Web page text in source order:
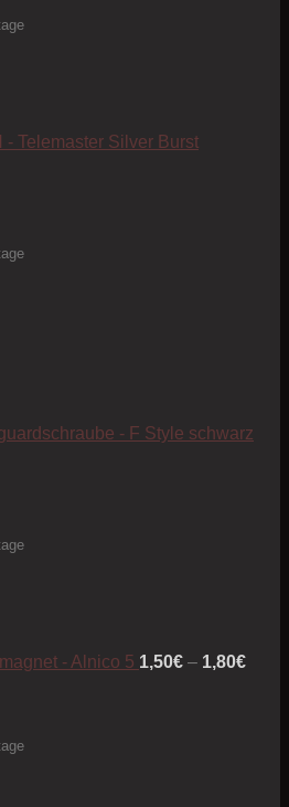
- Telemaster Silver Burst
- F Style schwarz
- Alnico 5 1,50€ – 1,80€1,80€